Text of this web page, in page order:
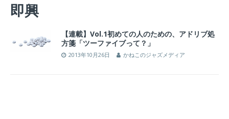
即興
【連載】Vol.1初めての人のための、アドリブ処
方箋「ツーファイブって？」
2013年10月26日 かねこのジャズメディア